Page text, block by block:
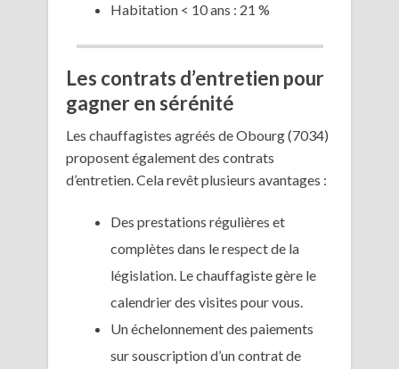
Habitation < 10 ans : 21 %
Les contrats d’entretien pour
gagner en sérénité
Les chauffagistes agréés de Obourg (7034)
proposent également des contrats
d’entretien. Cela revêt plusieurs avantages :
Des prestations régulières et
complètes dans le respect de la
législation. Le chauffagiste gère le
calendrier des visites pour vous.
Un échelonnement des paiements
sur souscription d’un contrat de